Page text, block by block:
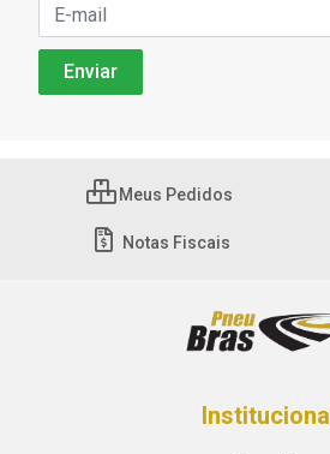
Meus Pedidos
Notas Fiscais
Institucional